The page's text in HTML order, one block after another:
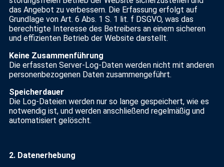
das Angebot zu verbessern. Die Erfassung erfolgt auf
Grundlage von Art. 6 Abs. 1 S. 1 lit. f DSGVO, was das
berechtigte Interesse des Betreibers an einem sicheren
und effizienten Betrieb der Website darstellt.
Keine Zusammenführung
Die erfassten Server-Log-Daten werden nicht mit anderen
personenbezogenen Daten zusammengeführt.
Speicherdauer
Die Log-Dateien werden nur so lange gespeichert, wie es
notwendig ist, und werden anschließend regelmäßig und
automatisiert gelöscht.
2. Datenerhebung